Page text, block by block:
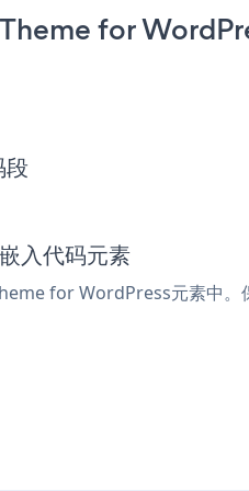
for
入代码元素
for WordPress元素中。